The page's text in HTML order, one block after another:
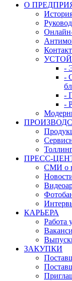
О
-
-
-
-
ПРЕСС-
СМИ о
КАРЬЕРА
Работа
ЗАКУПКИ